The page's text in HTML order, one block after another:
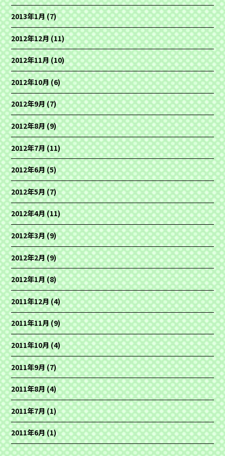
2013年1月(7)
2012年12月(11)
2012年11月(10)
2012年10月(6)
2012年9月(7)
2012年8月(9)
2012年7月(11)
2012年6月(5)
2012年5月(7)
2012年4月(11)
2012年3月(9)
2012年2月(9)
2012年1月(8)
2011年12月(4)
2011年11月(9)
2011年10月(4)
2011年9月(7)
2011年8月(4)
2011年7月(1)
2011年6月(1)